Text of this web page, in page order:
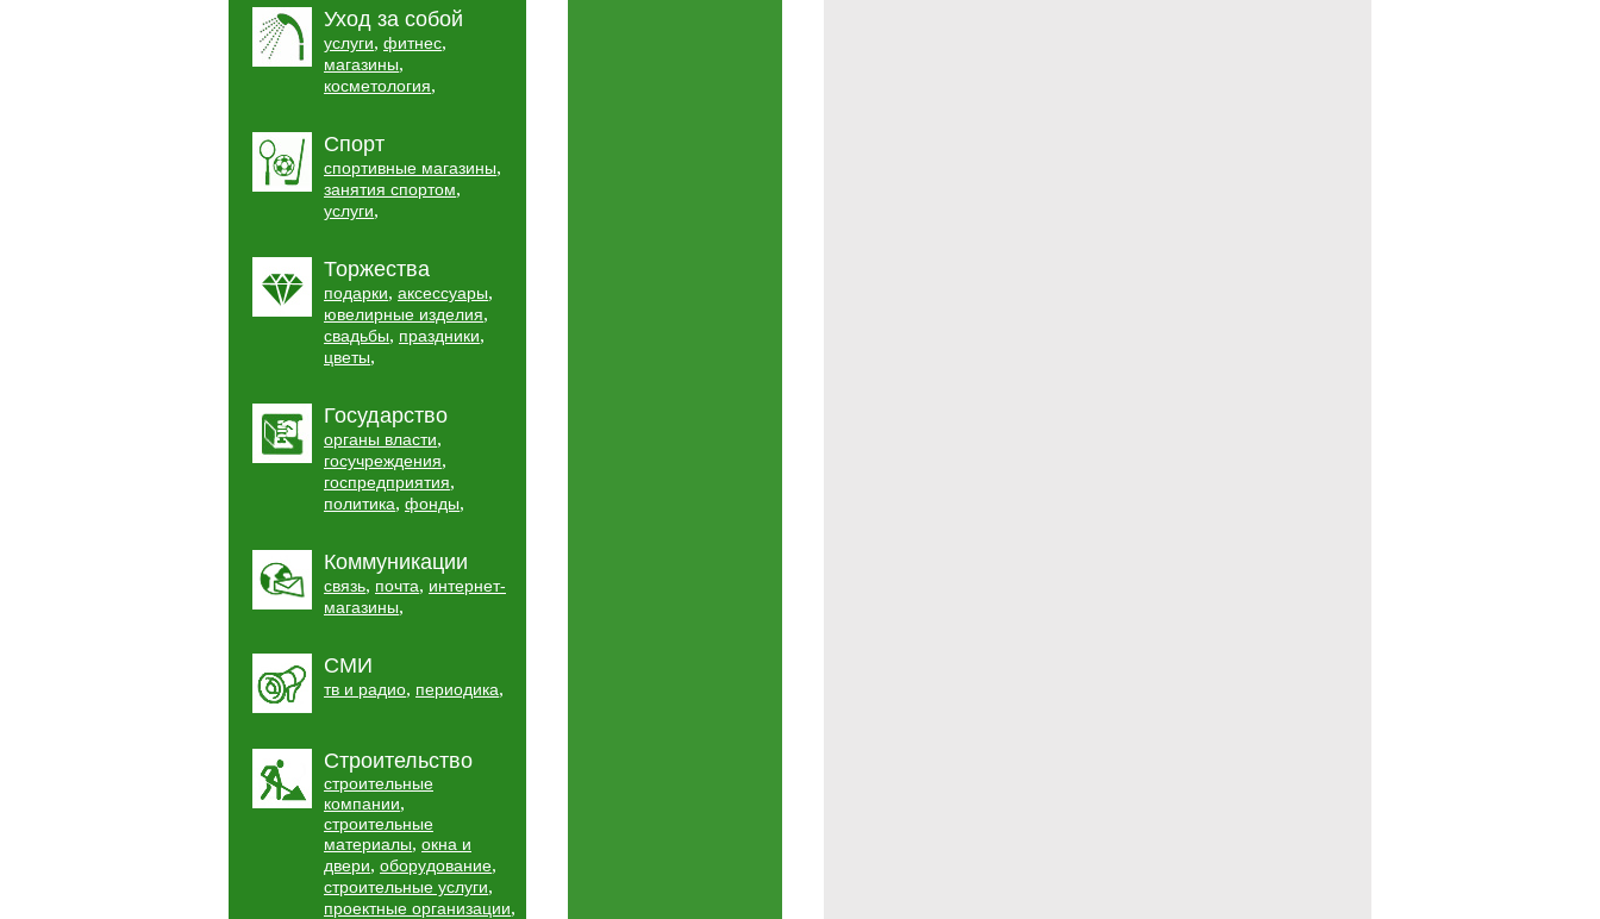
Уход за собой
услуги, фитнес,
магазины,
косметология,
Спорт
спортивные магазины,
занятия спортом,
услуги,
Торжества
подарки, аксессуары,
ювелирные изделия,
свадьбы, праздники,
цветы,
Государство
органы власти,
госучреждения,
госпредприятия,
политика, фонды,
Коммуникации
связь, почта, интернет-
магазины,
СМИ
тв и радио, периодика,
Строительство
строительные
компании,
строительные
материалы, окна и
двери, оборудование,
строительные услуги,
проектные организации,